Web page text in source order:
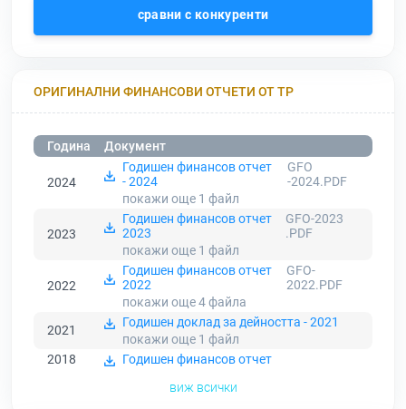
сравни с конкуренти
ОРИГИНАЛНИ ФИНАНСОВИ ОТЧЕТИ ОТ ТР
Година Документ
2024
Годишен финансов отчет
- 2024
GFO
-2024.PDF
покажи още 1 файл
2023
Годишен финансов отчет
2023
GFO-2023
.PDF
покажи още 1 файл
2022
Годишен финансов отчет
2022
GFO-
2022.PDF
покажи още 4файла
2021
Годишен доклад за дейността - 2021
покажи още 1 файл
2018
Годишен финансов отчет
виж всички